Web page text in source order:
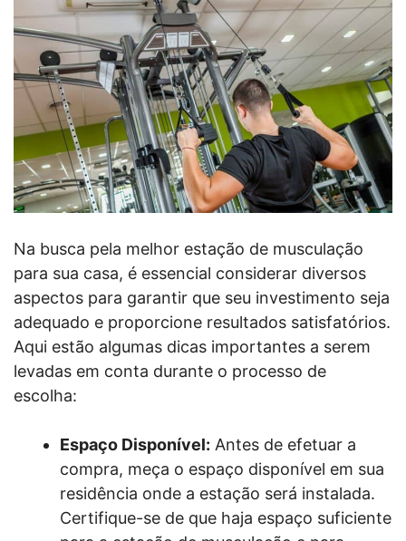
Na busca pela melhor estação de musculação
para sua casa, é essencial considerar diversos
aspectos para garantir que seu investimento seja
adequado e proporcione resultados satisfatórios.
Aqui estão algumas dicas importantes a serem
levadas em conta durante o processo de
escolha:
Espaço Disponível: Antes de efetuar a
compra, meça o espaço disponível em sua
residência onde a estação será instalada.
Certifique-se de que haja espaço suficiente